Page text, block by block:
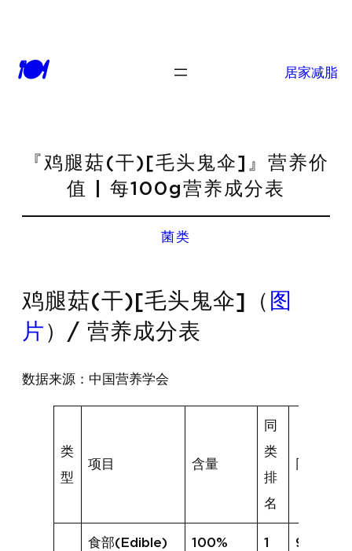
🍽 居家减脂
『鸡腿菇(干)[毛头鬼伞]』营养价
值 | 每100g营养成分表
菌类
鸡腿菇(干)[毛头鬼伞]（ 图
片 ）/ 营养成分表
数据来源：中国营养学会
类
型
项目 含量
同
类
排
名
食部(Edible) 100% 1 97%